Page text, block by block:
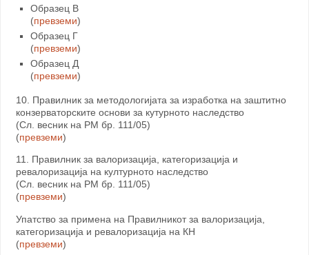
Образец В
(превземи)
Образец Г
(превземи)
Образец Д
(превземи)
10. Правилник за методологијата за изработка на заштитно
конзерваторските основи за кутурното наследство
(Сл. весник на РМ бр. 111/05)
(превземи)
11. Правилник за валоризација, категоризација и
ревалоризација на културното наследство
(Сл. весник на РМ бр. 111/05)
(превземи)
Упатство за примена на Правилникот за валоризација,
категоризација и ревалоризација на КН
(превземи)